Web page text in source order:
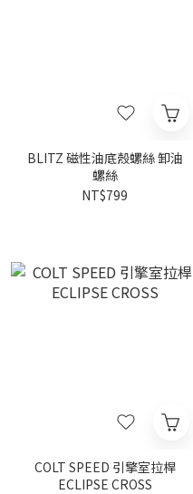
BLITZ 磁性油底殼螺絲 卸油
螺絲
NT$799
COLT SPEED 引擎室拉桿
ECLIPSE CROSS